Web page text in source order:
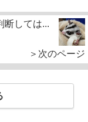
断しては...
＞次のページ